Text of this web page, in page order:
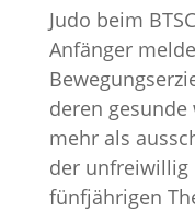
Judo beim
Anfänger
deren
mehr als
der unfreiwillig
fünfjährigen